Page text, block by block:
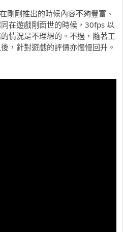
剛剛推出的時候內容不夠豐富、
在遊戲剛面世的時候，30fps 以
情況是不理想的。不過，隨著工
，針對遊戲的評價亦慢慢回升。